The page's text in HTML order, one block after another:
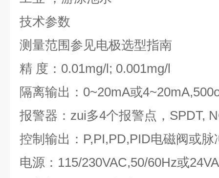
技术参数
测量范围参见电极选型指南
精 度：0.01mg/l; 0.001mg/l
隔离输出：0~20mA或
报警器：zui多4个报警点，SPDT,
控制输出：P,PI,PD,PID电磁阀或脉
电源：115/230VAC,50/60Hz或